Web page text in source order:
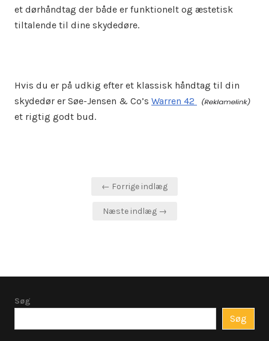
et dørhåndtag der både er funktionelt og æstetisk
tiltalende til dine skydedøre.
Hvis du er på udkig efter et klassisk håndtag til din
skydedør er Søe-Jensen & Co’s Warren 42
et rigtig godt bud.
Indlægsnavigation
← Forrige indlæg
Næste indlæg →
Søg
Søg